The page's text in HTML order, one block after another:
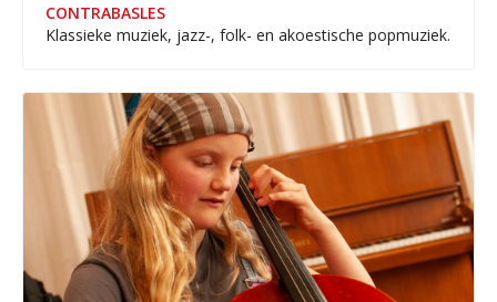
CONTRABASLES
Klassieke muziek, jazz-, folk- en akoestische popmuziek.